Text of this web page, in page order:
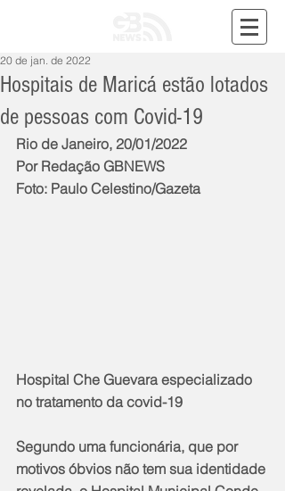
Hospitais de Maricá estão lotados
de pessoas com Covid-19
20 de jan. de 2022
Rio de Janeiro, 20/01/2022
Por Redação GBNEWS
Foto: Paulo Celestino/Gazeta
Hospital Che Guevara especializado
no tratamento da covid-19
Segundo uma funcionária, que por
motivos óbvios não tem sua identidade